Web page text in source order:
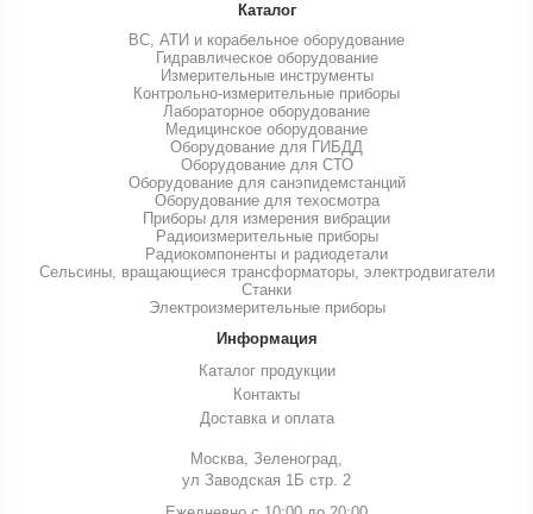
Каталог
ВС, АТИ и корабельное оборудование
Гидравлическое оборудование
Измерительные инструменты
Контрольно-измерительные приборы
Лабораторное оборудование
Медицинское оборудование
Оборудование для ГИБДД
Оборудование для СТО
Оборудование для санэпидемстанций
Оборудование для техосмотра
Приборы для измерения вибрации
Радиоизмерительные приборы
Радиокомпоненты и радиодетали
Сельсины, вращающиеся трансформаторы, электродвигатели
Станки
Электроизмерительные приборы
Информация
Каталог продукции
Контакты
Доставка и оплата
Москва, Зеленоград,
ул Заводская 1Б стр. 2